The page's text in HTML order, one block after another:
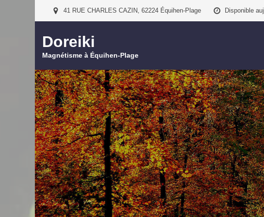
41 RUE CHARLES CAZIN, 62224 Équihen-Plage Disponible
Doreiki
Magnétisme à Équihen-Plage